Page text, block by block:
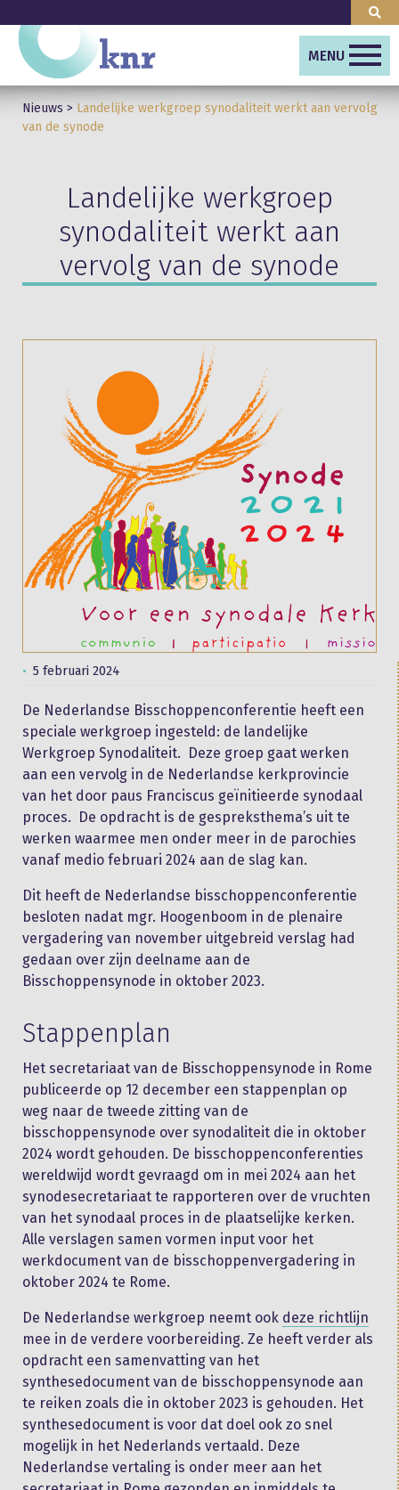
MENU
Nieuws > Landelijke werkgroep synodaliteit werkt aan vervolg
van de synode
Landelijke werkgroep
synodaliteit werkt aan
vervolg van de synode
5 februari 2024
De Nederlandse Bisschoppenconferentie heeft een
speciale werkgroep ingesteld: de landelijke
Werkgroep Synodaliteit. Deze groep gaat werken
aan een vervolg in de Nederlandse kerkprovincie
van het door paus Franciscus geïnitieerde synodaal
proces. De opdracht is de gespreksthema’s uit te
werken waarmee men onder meer in de parochies
vanaf medio februari 2024 aan de slag kan.
Dit heeft de Nederlandse bisschoppenconferentie
besloten nadat mgr. Hoogenboom in de plenaire
vergadering van november uitgebreid verslag had
gedaan over zijn deelname aan de
Bisschoppensynode in oktober 2023.
Stappenplan
Het secretariaat van de Bisschoppensynode in Rome
publiceerde op 12 december een stappenplan op
weg naar de tweede zitting van de
bisschoppensynode over synodaliteit die in oktober
2024 wordt gehouden. De bisschoppenconferenties
wereldwijd wordt gevraagd om in mei 2024 aan het
synodesecretariaat te rapporteren over de vruchten
van het synodaal proces in de plaatselijke kerken.
Alle verslagen samen vormen input voor het
werkdocument van de bisschoppenvergadering in
oktober 2024 te Rome.
De Nederlandse werkgroep neemt ook deze richtlijn
mee in de verdere voorbereiding. Ze heeft verder als
opdracht een samenvatting van het
synthesedocument van de bisschoppensynode aan
te reiken zoals die in oktober 2023 is gehouden. Het
synthesedocument is voor dat doel ook zo snel
mogelijk in het Nederlands vertaald. Deze
Nederlandse vertaling is onder meer aan het